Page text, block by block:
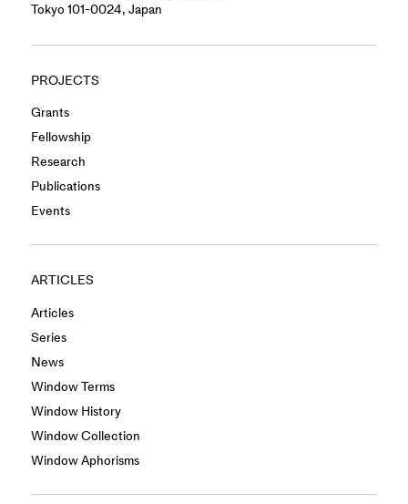
Tokyo 101-0024, Japan
PROJECTS
Grants
Fellowship
Research
Publications
Events
ARTICLES
Articles
Series
News
Window Terms
Window History
Window Collection
Window Aphorisms